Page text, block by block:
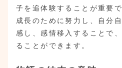
子を追体験することが重要
成長のために努力し、自分
感し、感情移入することで
ることができます。